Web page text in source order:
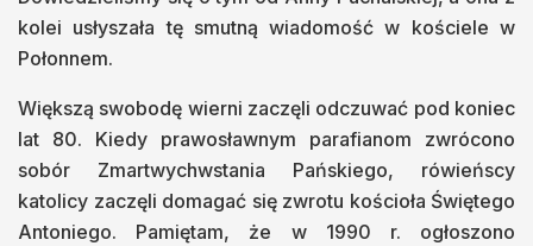
kolei usłyszała tę smutną wiadomość w kościele w
Połonnem.
Większą swobodę wierni zaczęli odczuwać pod koniec
lat 80. Kiedy prawosławnym parafianom zwrócono
sobór Zmartwychwstania Pańskiego, rówieńscy
katolicy zaczęli domagać się zwrotu kościoła Świętego
Antoniego. Pamiętam, że w 1990 r. ogłoszono